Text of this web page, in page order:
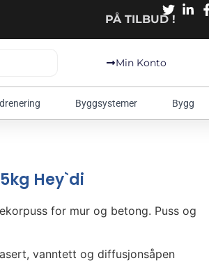
PÅ TILBUD !
Min Konto
Byggsystemer Bygg
Hey`di
for mur og betong. Puss og
vanntett og diffusjonsåpen